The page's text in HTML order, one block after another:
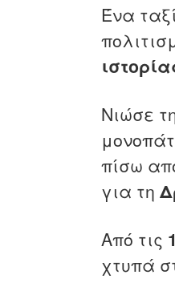
Ένα
Νιώσε
πίσω
για τη
Από τις
χτυπά